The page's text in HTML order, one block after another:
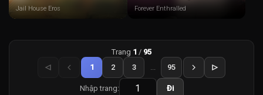
Jail House Eros Forever Enthralled
Trang 1 / 95
1
2 3 ... 95
Nhập trang: Đi